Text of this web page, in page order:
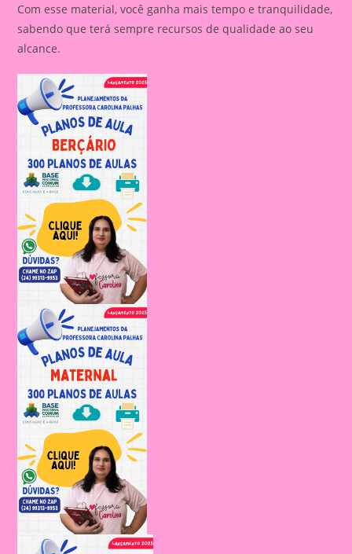
Com esse material, você ganha mais tempo e tranquilidade,
sabendo que terá sempre recursos de qualidade ao seu
alcance.